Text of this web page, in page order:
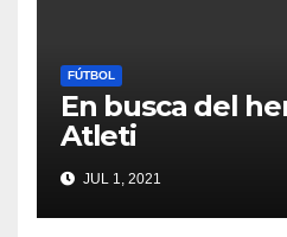
FÚTBOL
En busca del
Atleti
JUL 1, 2021